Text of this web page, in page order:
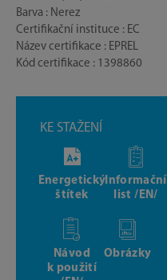
Barva : Nerez
Certifikační instituce : EC
Název certifikace : EPREL
Kód certifikace : 1398860
KE STAŽENÍ
Energetický
štítek
Informační
list /EN/
Návod
k použití
Obrázky